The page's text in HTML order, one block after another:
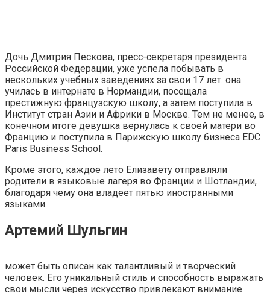
Дочь Дмитрия Пескова, пресс-секретаря президента
Российской Федерации, уже успела побывать в
нескольких учебных заведениях за свои 17 лет: она
училась в интернате в Нормандии, посещала
престижную французскую школу, а затем поступила в
Институт стран Азии и Африки в Москве. Тем не менее, в
конечном итоге девушка вернулась к своей матери во
Францию и поступила в Парижскую школу бизнеса EDC
Paris Business School.
Кроме этого, каждое лето Елизавету отправляли
родители в языковые лагеря во Франции и Шотландии,
благодаря чему она владеет пятью иностранными
языками.
Артемий Шульгин
может быть описан как талантливый и творческий
человек. Его уникальный стиль и способность выражать
свои мысли через искусство привлекают внимание